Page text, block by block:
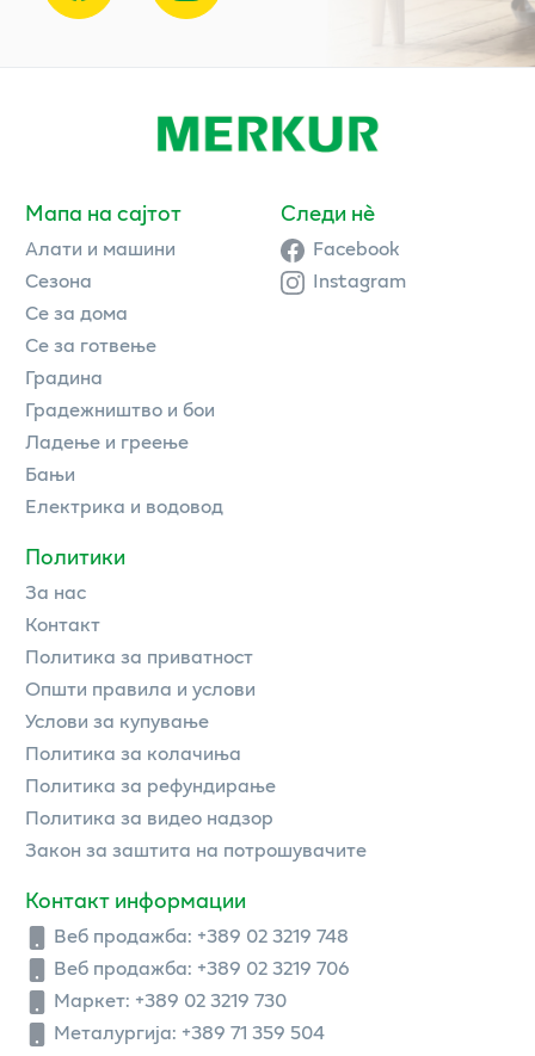
Мапа на сајтот
Алати и машини
Сезона
Се за дома
Се за готвење
Градина
Градежништво и бои
Ладење и греење
Бањи
Електрика и водовод
Политики
За нас
Контакт
Политика за приватност
Општи правила и услови
Услови за купување
Политика за колачиња
Политика за рефундирање
Политика за видео надзор
Закон за заштита на потрошувачите
Контакт информации
Веб продажба: +389 02 3219 748
Веб продажба: +389 02 3219 706
Маркет: +389 02 3219 730
Металургија: +389 71 359 504
Следи нè
Facebook
Instagram